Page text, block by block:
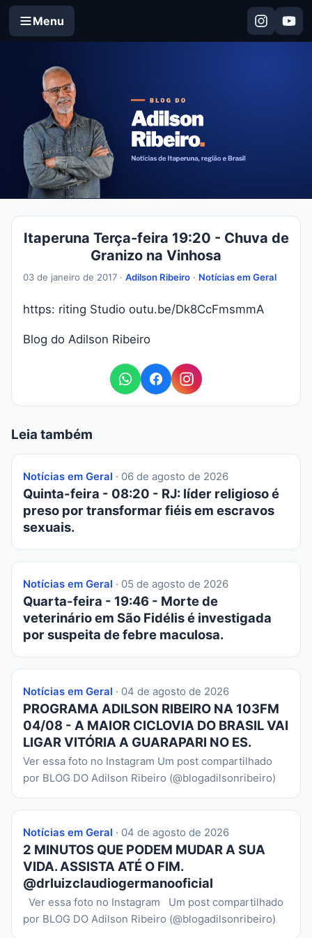
Menu
Itaperuna Terça-feira 19:20 - Chuva de
Granizo na Vinhosa
03 de janeiro de 2017 · Adilson Ribeiro · Notícias em Geral
https: riting Studio outu.be/Dk8CcFmsmmA
Blog do Adilson Ribeiro
Leia também
Notícias em Geral · 06 de agosto de 2026
Quinta-feira - 08:20 - RJ: líder religioso é
preso por transformar fiéis em escravos
sexuais.
Notícias em Geral · 05 de agosto de 2026
Quarta-feira - 19:46 - Morte de
veterinário em São Fidélis é investigada
por suspeita de febre maculosa.
Notícias em Geral · 04 de agosto de 2026
PROGRAMA ADILSON RIBEIRO NA 103FM
04/08 - A MAIOR CICLOVIA DO BRASIL VAI
LIGAR VITÓRIA A GUARAPARI NO ES.
Ver essa foto no Instagram Um post compartilhado
por BLOG DO Adilson Ribeiro (@blogadilsonribeiro)
Notícias em Geral · 04 de agosto de 2026
2 MINUTOS QUE PODEM MUDAR A SUA
VIDA. ASSISTA ATÉ O FIM.
@drluizclaudiogermanooficial
Ver essa foto no Instagram Um post compartilhado
por BLOG DO Adilson Ribeiro (@blogadilsonribeiro)